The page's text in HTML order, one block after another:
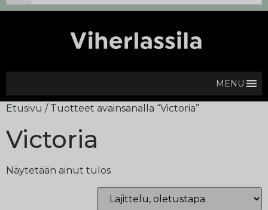
MENU
Etusivu / Tuotteet avainsanalla “Victoria”
Victoria
Näytetään ainut tulos